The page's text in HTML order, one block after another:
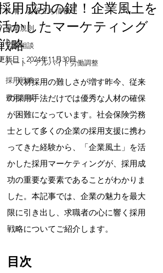
2025年1月にリリースした求人サイト「あるバ
イ」を運営する㈱ヒプスターの情報サイトに、
弊社が掲載されました！
「あるバイ」は無料掲載(2025年6月現在)、採用
しても費用が掛からない媒体です。
​是非、ご活用ください！！
【あるバイ関東版】アルバイト・バイト・パー
トの求人・仕事を探そう！アルバイト情報はこ
こに【あるバイ】
人事 お役立ち情報
就業規則
労務相談
パート・アルバイト労働調整
採用戦略
費用削減
用成功の鍵！企業風土を
かしたマーケティング
略
新日： 2024年11月30日
5つ星のうちNaNと評価されています。
人材採用の難しさが増す昨今、従来
の採用手法だけでは優秀な人材の確保
が困難になっています。社会保険労務
士として多くの企業の採用支援に携わ
ってきた経験から、「企業風土」を活
かした採用マーケティングが、採用成
功の重要な要素であることがわかりま
した。本記事では、企業の魅力を最大
限に引き出し、求職者の心に響く採用
戦略についてご紹介します。
目次